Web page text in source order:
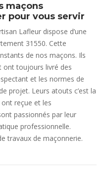
maçons
pour vous servir
Lafleur dispose d’une
31550. Cette
de nos maçons. Ils
ont toujours livré des
et les normes de
projet. Leurs atouts c’est la
reçue et les
passionnés par leur
professionnelle.
travaux de maçonnerie.